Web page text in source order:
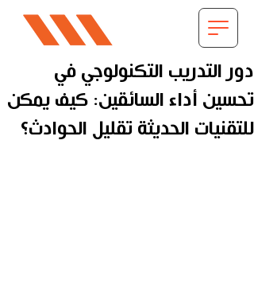
دور التدريب التكنولوجي في
تحسين أداء السائقين: كيف يمكن
للتقنيات الحديثة تقليل الحوادث؟